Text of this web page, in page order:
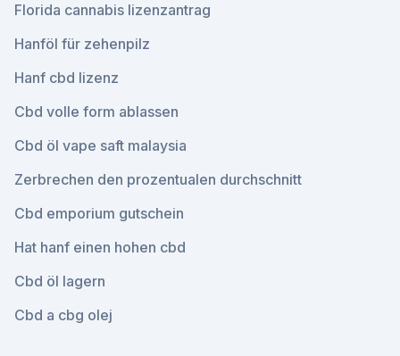
Florida cannabis lizenzantrag
Hanföl für zehenpilz
Hanf cbd lizenz
Cbd volle form ablassen
Cbd öl vape saft malaysia
Zerbrechen den prozentualen durchschnitt
Cbd emporium gutschein
Hat hanf einen hohen cbd
Cbd öl lagern
Cbd a cbg olej